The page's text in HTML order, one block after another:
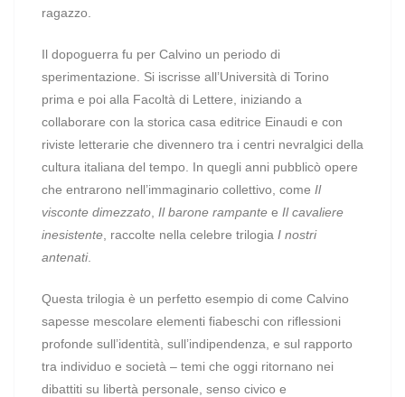
ragazzo.
Il dopoguerra fu per Calvino un periodo di
sperimentazione. Si iscrisse all’Università di Torino
prima e poi alla Facoltà di Lettere, iniziando a
collaborare con la storica casa editrice Einaudi e con
riviste letterarie che divennero tra i centri nevralgici della
cultura italiana del tempo. In quegli anni pubblicò opere
che entrarono nell’immaginario collettivo, come Il
visconte dimezzato Il barone rampante e Il cavaliere
inesistente , raccolte nella celebre trilogia I nostri
antenati.
Questa trilogia è un perfetto esempio di come Calvino
sapesse mescolare elementi fiabeschi con riflessioni
profonde sull’identità, sull’indipendenza, e sul rapporto
tra individuo e società – temi che oggi ritornano nei
dibattiti su libertà personale, senso civico e